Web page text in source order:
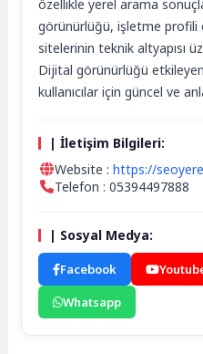
özellikle yerel arama
görünürlüğü, işletme profili
sitelerinin teknik altyapısı
Dijital görünürlüğü
kullanıcılar için güncel ve
| İletişim Bilgileri:
Website :https://
Telefon : 05394497888
| Sosyal Medya:
Facebook
Whatsapp